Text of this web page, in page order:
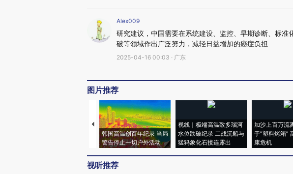
Alex009
研究建议，中国需要在系统建设、监控、早期诊断、标准
破等领域作出广泛努力，减轻日益增加的癌症负担
2025-04-16 00:03 · 广东
图片推荐
韩国高温创百年纪录 当局
警告停止一切户外活动
视线｜极端高温致多瑙河
水位跌破纪录 二战沉船与
猛犸象化石接连露出
加沙上百万流
于“塑料烤箱”
康危机
视听推荐